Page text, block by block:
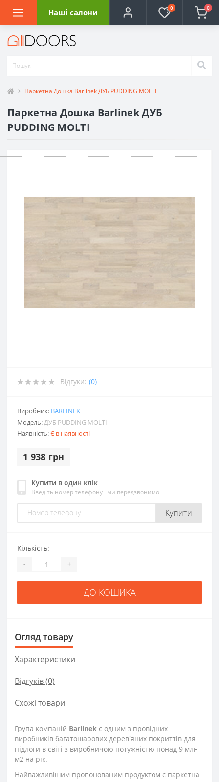
Наші салони 0 0
Паркетна Дошка Barlinek ДУБ PUDDING MOLTI
Паркетна Дошка Barlinek ДУБ
PUDDING MOLTI
Відгуки: (0)
Виробник: BARLINEK
Модель: ДУБ PUDDING MOLTI
Наявність:Є в наявності
1 938 грн
Купити в один клік
Введіть номер телефону і ми передзвонимо
Купити
Кількість:
- +
ДО КОШИКА
Огляд товару
Характеристики
Відгуків (0)
Схожі товари
Група компаній Barlinek є одним з провідних
виробників багатошарових дерев'яних покриттів для
підлоги в світі з виробничою потужністю понад 9 млн
м2 на рік.
Найважливішим пропонованим продуктом є паркетна